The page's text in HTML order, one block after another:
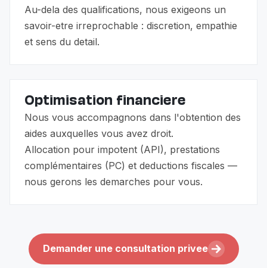
Au-dela des qualifications, nous exigeons un
savoir-etre irreprochable : discretion, empathie
et sens du detail.
Optimisation financiere
Nous vous accompagnons dans l'obtention des
aides auxquelles vous avez droit.
Allocation pour impotent (API), prestations
complémentaires (PC) et deductions fiscales —
nous gerons les demarches pour vous.
Demander une consultation privee